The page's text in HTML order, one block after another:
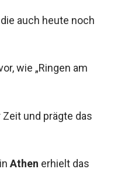
die auch heute noch
wie „Ringen am
und prägte das
Athen erhielt das